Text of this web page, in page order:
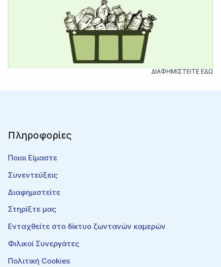
Ποιοι Είμαστε
Συνεντεύξεις
Διαφημιστείτε
Στηρίξτε μας
Ενταχθείτε στο δίκτυο ζωντανών καμερών
Φιλικοί Συνεργάτες
Πολιτική Cookies
Πολιτική Απορρήτου